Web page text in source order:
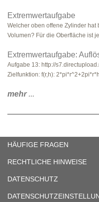
Extremwertaufgabe
Welcher oben offene Zylinder
Volumen? Für die Oberfläche ist
Extremwertaufgabe:
Aufgabe 13: http://
Zielfunktion: f(r,h):
mehr...
HÄUFIGE FRAGEN
RECHTLICHE HINWEISE
DATENSCHUTZ